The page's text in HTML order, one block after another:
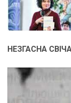
НЕЗГАСНА